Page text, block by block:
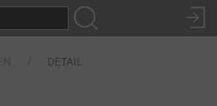
DETAIL